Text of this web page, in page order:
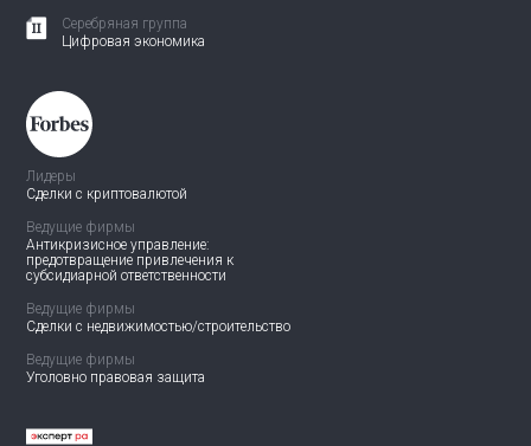
Серебряная группа
Цифровая экономика
Лидеры
Сделки с криптовалютой
Ведущие фирмы
Антикризисное управление:
предотвращение привлечения к
субсидиарной ответственности
Ведущие фирмы
Сделки с недвижимостью/строительство
Ведущие фирмы
Уголовно правовая защита